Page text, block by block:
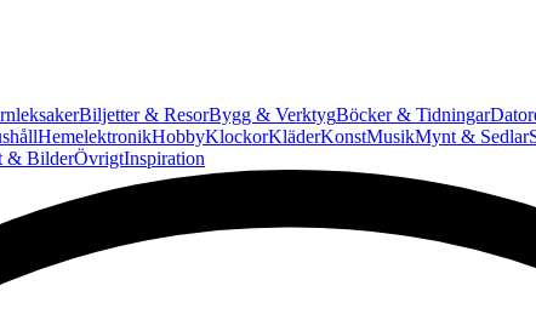
Biljetter & ResorBygg & VerktygBöcker & Tidningar
HemelektronikHobbyKlockorKläderKonstMusikMynt & Sedlar
& BilderÖvrigtInspiration